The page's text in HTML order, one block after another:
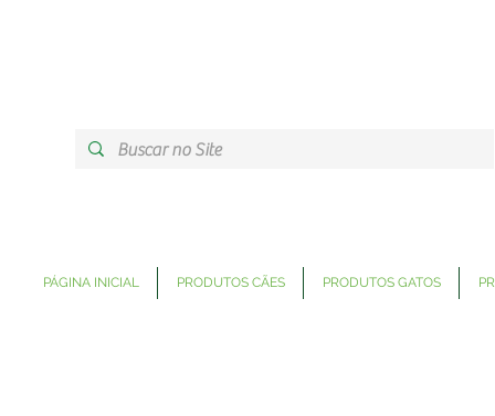
PÁGINA INICIAL PRODUTOS CÃES PRODUTOS GATOS